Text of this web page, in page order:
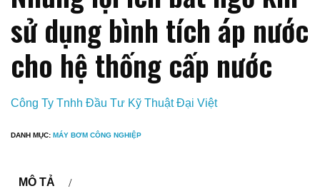
sử dụng bình tích áp nước
cho hệ thống cấp nước
Công Ty Tnhh Đầu Tư Kỹ Thuật Đại Việt
DANH MỤC: MÁY BƠM CÔNG NGHIỆP
MÔ TẢ